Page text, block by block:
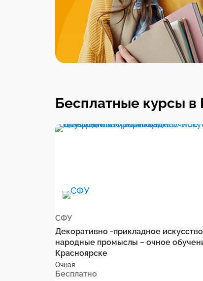
Бесплатные курсы
СФУ
Декоративно -прикладное
народные промыслы – очное
Красноярске
Очная
Бесплатно